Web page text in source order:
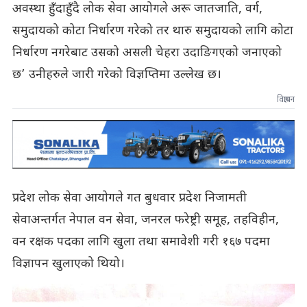
अवस्था हुँदाहुँदै लोक सेवा आयोगले अरू जातजाति, वर्ग,
समुदायको कोटा निर्धारण गरेको तर थारु समुदायको लागि कोटा
निर्धारण नगरेबाट उसको असली चेहरा उदाङिगएको जनाएको
छ’ उनीहरुले जारी गरेको विज्ञप्तिमा उल्लेख छ।
विज्ञापन
प्रदेश लोक सेवा आयोगले गत बुधवार प्रदेश निजामती
सेवाअन्तर्गत नेपाल वन सेवा, जनरल फरेष्ट्री समूह, तहविहीन,
वन रक्षक पदका लागि खुला तथा समावेशी गरी १६७ पदमा
विज्ञापन खुलाएको थियो।